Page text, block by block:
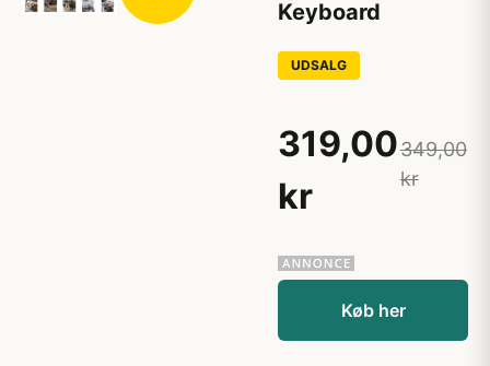
Keyboard
UDSALG
319,00
kr
349,00
kr
Køb her